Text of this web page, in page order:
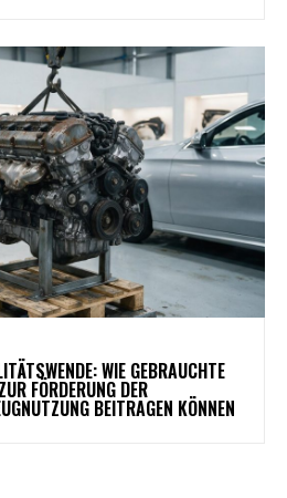
WIE GEBRAUCHTE
FÖRDERUNG DER
BEITRAGEN KÖNNEN